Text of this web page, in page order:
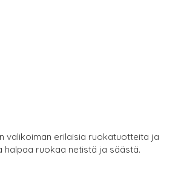
valikoiman erilaisia ruokatuotteita ja
halpaa ruokaa netistä ja säästä.